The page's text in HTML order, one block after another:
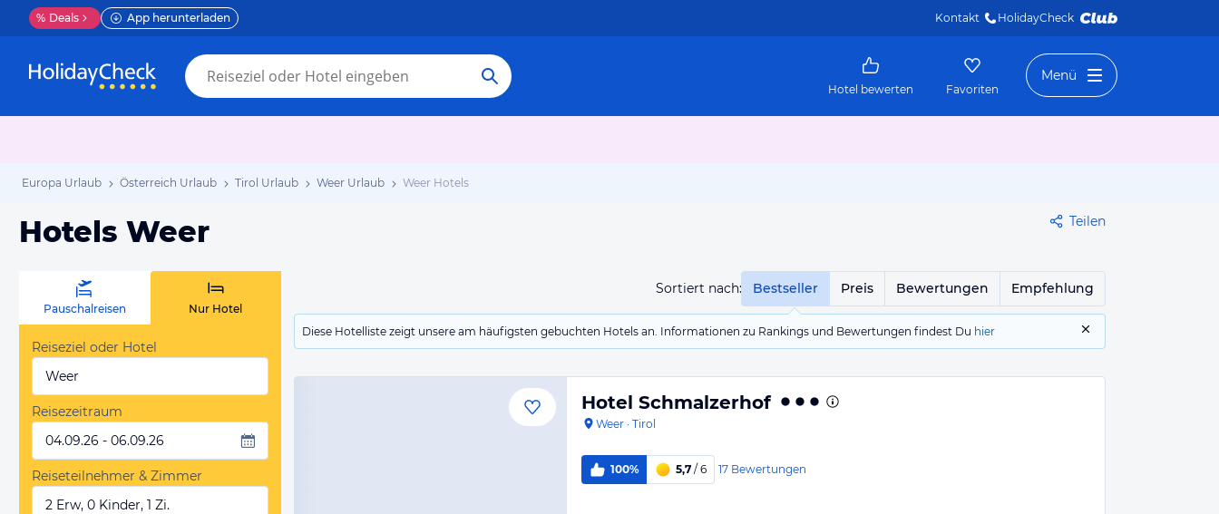
% Deals App herunterladen Kontakt HolidayCheck
Hotel bewerten Favoriten
Menü
Europa Urlaub Österreich Urlaub Tirol Urlaub Weer Urlaub Weer Hotels
Hotels Weer Teilen
Sortiert nach: Bestseller Preis Bewertungen Empfehlung
Diese Hotelliste zeigt unsere am häufigsten gebuchten Hotels an. Informationen zu Rankings und Bewertungen findest Du hier
Pauschalreisen Nur Hotel
Reiseziel oder Hotel
Weer
Reisezeitraum
04.09.26 - 06.09.26
Reiseteilnehmer & Zimmer
2 Erw, 0 Kinder, 1 Zi.
Hotel Schmalzerhof
Weer · Tirol
100% 5,7 / 6 17 Bewertungen